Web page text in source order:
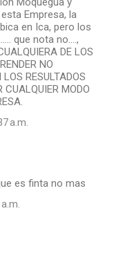
Empresa, la
en Ica, pero los
que nota no....,
DE LOS
NO
RESULTADOS
CUALQUIER MODO
a.m.
es finta no mas